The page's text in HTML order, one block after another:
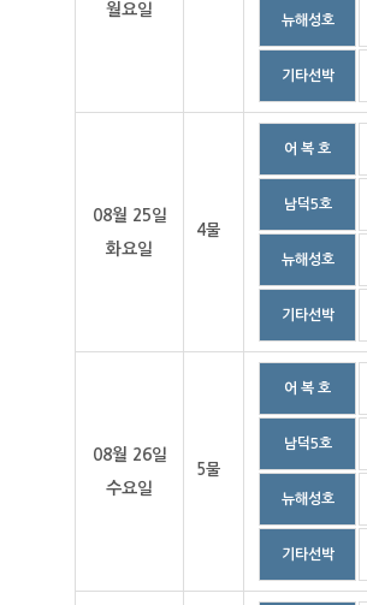
월요일
뉴해성호
기타선박
08월 25일
화요일
4물
어 복 호
남덕5호
뉴해성호
기타선박
08월 26일
수요일
5물
어 복 호
남덕5호
뉴해성호
기타선박